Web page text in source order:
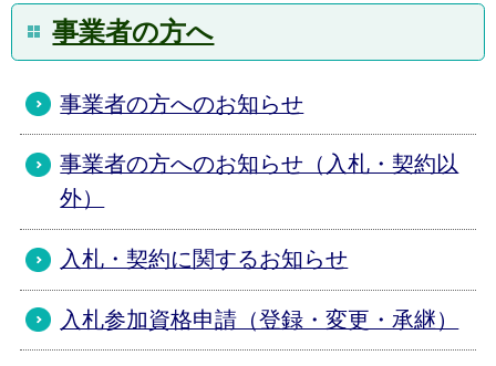
事業者の方へ
事業者の方へのお知らせ
事業者の方へのお知らせ（入札・契約以
外）
入札・契約に関するお知らせ
入札参加資格申請（登録・変更・承継）